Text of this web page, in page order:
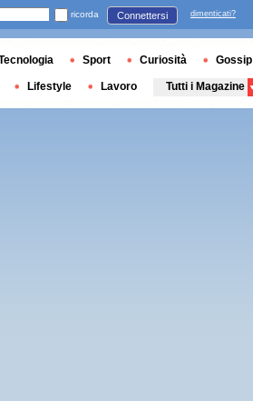
ricorda Connettersi dimenticati?
Sport Curiosità Gossip
Lifestyle Lavoro Tutti i Magazine